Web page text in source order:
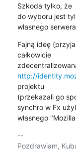
Szkoda tylko, że
do wyboru jest
własnego
Fajną ideę
całkowicie
http://
projektu
(przekazali go
synchro w Fx
własnego
--
Pozdrawiam,